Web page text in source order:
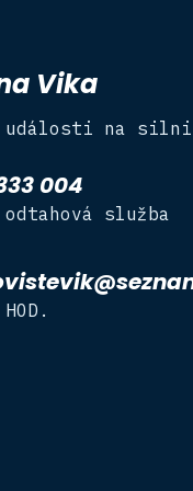
Vika
události na
004
odtahová služba